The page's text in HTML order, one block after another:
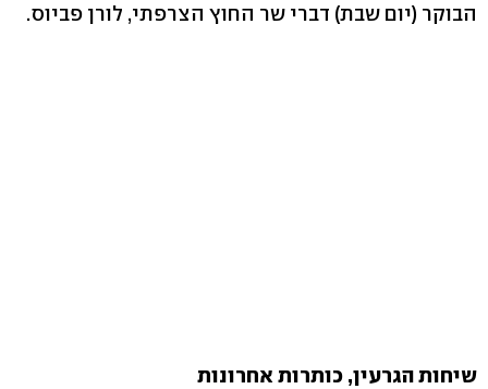
הבוקר (יום שבת) דברי שר החוץ הצרפתי, לורן פביוס.
שיחות הגרעין, כותרות אחרונות